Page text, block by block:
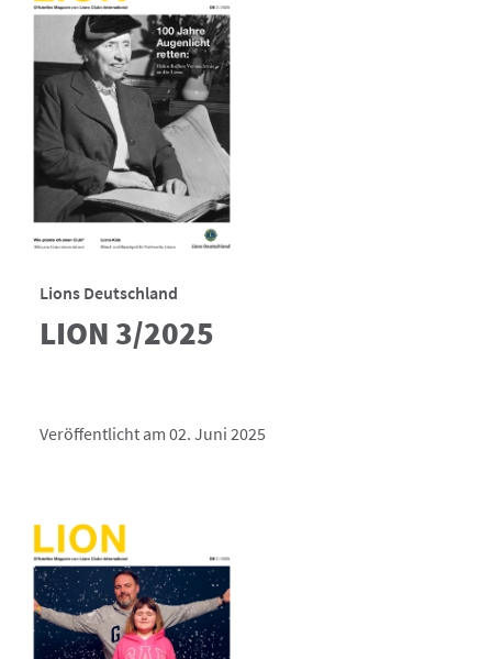
Lions Deutschland
LION 3/2025
Veröffentlicht am 02. Juni 2025